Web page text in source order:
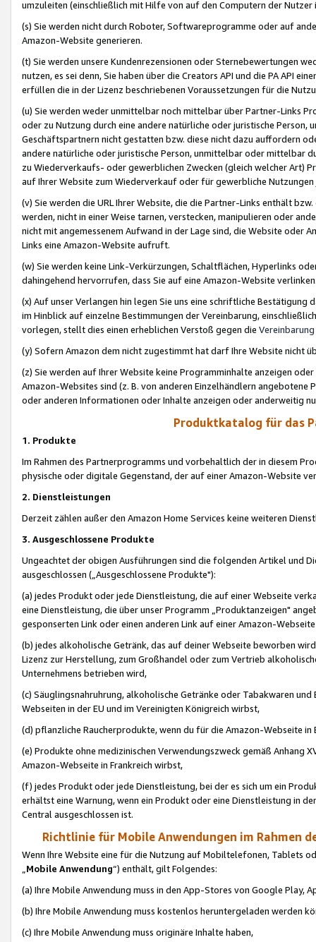
umzuleiten (einschließlich mit Hilfe von auf den Computern der
(s) Sie werden nicht durch Roboter, Softwareprogramme oder auf
Amazon-Website generieren.
(t) Sie werden unsere Kundenrezensionen oder Sternebewertungen
nutzen, es sei denn, Sie haben über die Creators API und die PA API
erfüllen die in der Lizenz beschriebenen Voraussetzungen für die
(u) Sie werden weder unmittelbar noch mittelbar über Partner-Links
oder zu Nutzung durch eine andere natürliche oder juristische
Geschäftspartnern nicht gestatten bzw. diese nicht dazu auffordern
andere natürliche oder juristische Person, unmittelbar oder mittelbar
zu Wiederverkaufs- oder gewerblichen Zwecken (gleich welcher Art)
auf Ihrer Website zum Wiederverkauf oder für gewerbliche
(v) Sie werden die URL Ihrer Website, die die Partner-Links enthält
werden, nicht in einer Weise tarnen, verstecken, manipulieren oder
nicht mit angemessenem Aufwand in der Lage sind, die Website oder
Links eine Amazon-Website aufruft.
(w) Sie werden keine Link-Verkürzungen, Schaltflächen, Hyperlinks
dahingehend hervorrufen, dass Sie auf eine Amazon-Website
(x) Auf unser Verlangen hin legen Sie uns eine schriftliche
im Hinblick auf einzelne Bestimmungen der Vereinbarung,
vorlegen, stellt dies einen erheblichen Verstoß gegen die Vereinbarung
(y) Sofern Amazon dem nicht zugestimmt hat darf Ihre Website nicht
(z) Sie werden auf Ihrer Website keine Programminhalte anzeigen
Amazon-Websites sind (z. B. von anderen Einzelhändlern
oder anderen Informationen oder Inhalte anzeigen oder anderweitig
Produktkatalog für das
1. Produkte
Im Rahmen des Partnerprogramms und vorbehaltlich der in diesem
physische oder digitale Gegenstand, der auf einer Amazon-Website
2. Dienstleistungen
Derzeit zählen außer den Amazon Home Services keine weiteren
3. Ausgeschlossene Produkte
Ungeachtet der obigen Ausführungen sind die folgenden Artikel und
ausgeschlossen („Ausgeschlossene Produkte"):
(a) jedes Produkt oder jede Dienstleistung, die auf einer Webseite
eine Dienstleistung, die über unser Programm „Produktanzeigen"
gesponserten Link oder einen anderen Link auf einer Amazon-
(b) jedes alkoholische Getränk, das auf deiner Webseite beworben
Lizenz zur Herstellung, zum Großhandel oder zum Vertrieb
Unternehmens betrieben wird,
(c) Säuglingsnahruhrung, alkoholische Getränke oder Tabakwaren
Webseiten in der EU und im Vereinigten Königreich wirbst,
(d) pflanzliche Raucherprodukte, wenn du für die Amazon-Webseite in
(e) Produkte ohne medizinischen Verwendungszweck gemäß Anhang
Amazon-Webseite in Frankreich wirbst,
(f) jedes Produkt oder jede Dienstleistung, bei der es sich um ein
erhältst eine Warnung, wenn ein Produkt oder eine Dienstleistung in
Central ausgeschlossen ist.
Richtlinie für Mobile Anwendungen im Rahmen
Wenn Ihre Website eine für die Nutzung auf Mobiltelefonen, Tablets
„Mobile Anwendung“) enthält, gilt Folgendes:
(a) Ihre Mobile Anwendung muss in den App-Stores von Google Play,
(b) Ihre Mobile Anwendung muss kostenlos heruntergeladen werden
(c) Ihre Mobile Anwendung muss originäre Inhalte haben,